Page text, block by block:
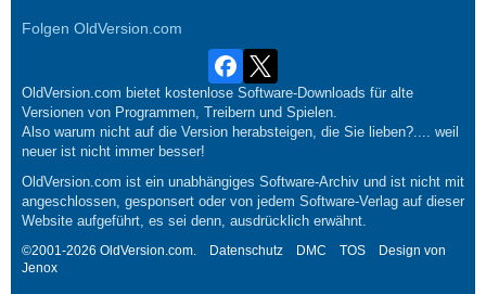
Folgen OldVersion.com
OldVersion.com bietet kostenlose Software-Downloads für alte
Versionen von Programmen, Treibern und Spielen.
Also warum nicht auf die Version herabsteigen, die Sie lieben?.... weil
neuer ist nicht immer besser!
OldVersion.com ist ein unabhängiges Software-Archiv und ist nicht mit
angeschlossen, gesponsert oder von jedem Software-Verlag auf dieser
Website aufgeführt, es sei denn, ausdrücklich erwähnt.
©2001-2026 OldVersion.com. Datenschutz DMC TOS
Design von
Jenox